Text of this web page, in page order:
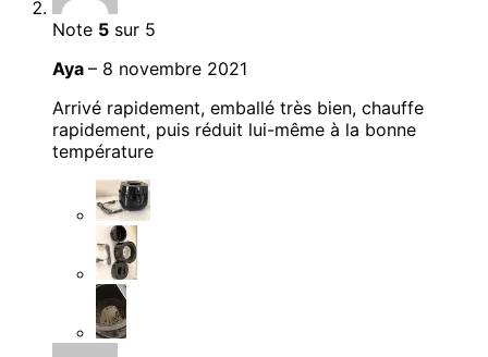
Note 5 sur 5
Aya – 8 novembre 2021
Arrivé rapidement, emballé très bien, chauffe
rapidement, puis réduit lui-même à la bonne
température